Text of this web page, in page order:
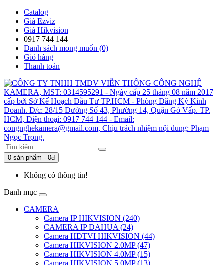
Catalog
Giá Ezviz
Giá Hikvision
0917 744 144
Danh sách mong muốn (0)
Giỏ hàng
Thanh toán
0 sản phẩm - 0đ
Không có thông tin!
Danh mục
CAMERA
Camera IP HIKVISION (240)
CAMERA IP DAHUA (24)
Camera HDTVI HIKVISION (44)
Camera HIKVISION 2.0MP (47)
Camera HIKVISION 4.0MP (15)
Camera HIKVISION 5.0MP (13)